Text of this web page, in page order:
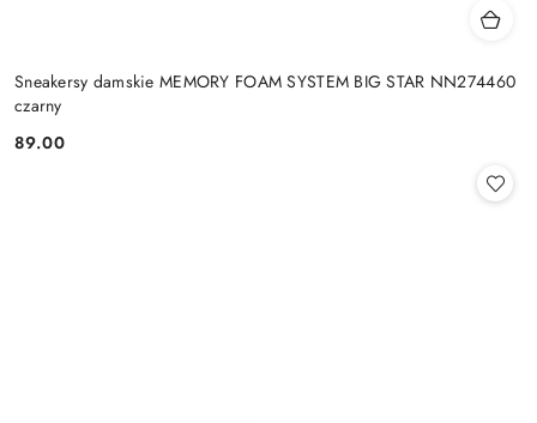
Sneakersy damskie MEMORY FOAM SYSTEM BIG STAR NN274460
czarny
Cena:
89.00